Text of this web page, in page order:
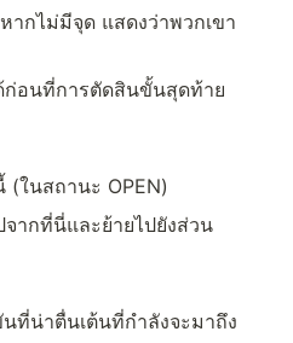
ากไม่มีจุด แสดงว่าพวกเขา
ก่อนที่การตัดสินขั้นสุดท้าย
ในสถานะ OPEN)
ากที่นี่และย้ายไปยังส่วน
ที่น่าตื่นเต้นที่กำลังจะมาถึง